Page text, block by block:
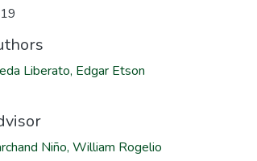
Liberato, Edgar Etson
Niño, William Rogelio